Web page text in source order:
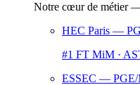
Notre cœur de métier
HEC Paris —
#1 FT MiM ·
ESSEC —